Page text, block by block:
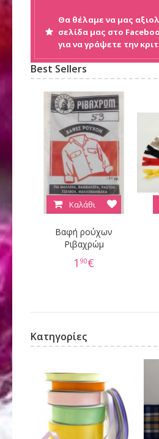
Θα θέλαμε να μας
σελίδα μας στο
για να γράψετε την
Best Sellers
Βαφή ρούχων
Ριβαχρώμ
1 90€
Καλάθι
Κατηγορίες